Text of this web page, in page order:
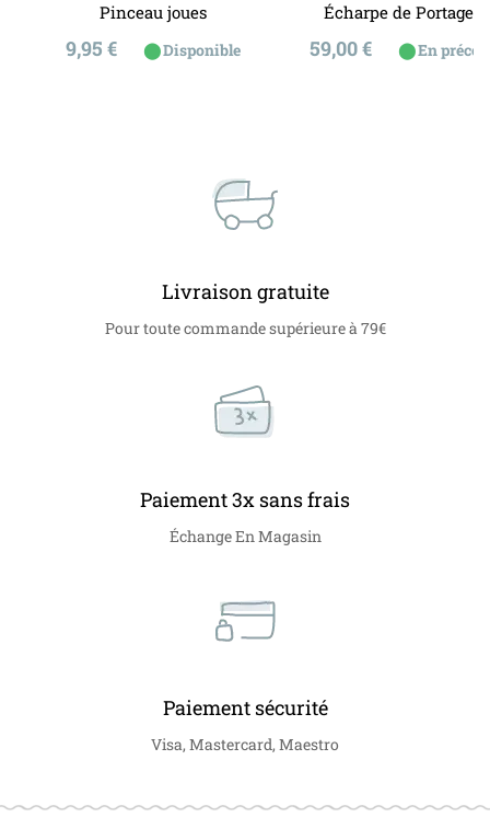
Pinceau joues
Prix
9,95 € ⬤Disponible
Écharpe de Portage -
Prix
59,00 € ⬤En
Livraison gratuite
Pour toute commande supérieure à 79€
Paiement 3x sans frais
Échange En Magasin
Paiement sécurité
Visa, Mastercard, Maestro